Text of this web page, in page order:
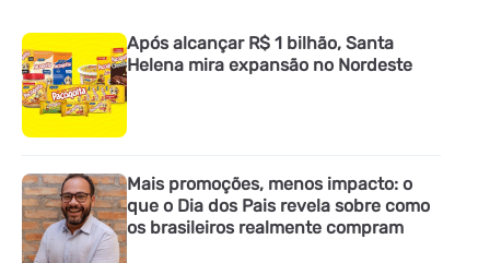
Após alcançar R$ 1 bilhão, Santa
Helena mira expansão no Nordeste
Mais promoções, menos impacto: o
que o Dia dos Pais revela sobre como
os brasileiros realmente compram